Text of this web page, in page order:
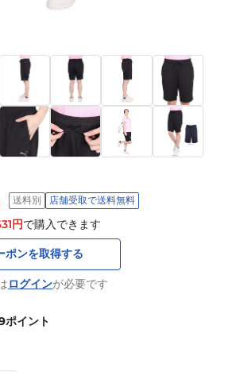
送料別 店舗受取で送料無料
円で購入できます
ポンを取得する
ログインが必要です
ポイント